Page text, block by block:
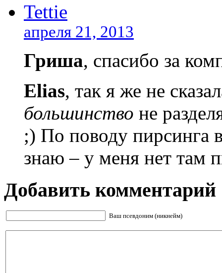
Tettie
апреля 21, 2013
Гриша, спасибо за
Elias, так я же не
большинство не
;) По поводу пирсинга
знаю – у меня нет там
Добавить комментарий
Ваш псевдоним (никнейм)